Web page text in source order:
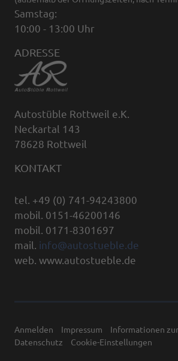
Samstag:
10:00 - 13:00 Uhr
ADRESSE
Autostüble Rottweil e.K.
Neckartal 143
78628 Rottweil
KONTAKT
tel. +49 (0) 741-94243800
mobil. 0151-46200146
mobil. 0171-8301697
mail. info@autostueble.de
web. www.autostueble.de
Anmelden Impressum
Informationen
Datenschutz
Cookie-Einstellungen